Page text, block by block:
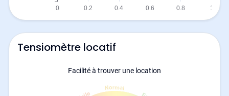
Tensiomètre locatif
Facilité à trouver une location